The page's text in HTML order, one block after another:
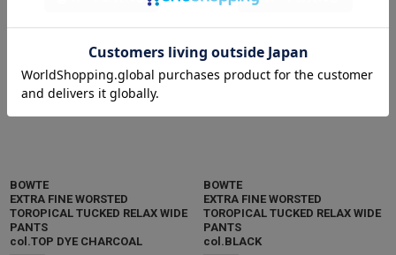
BOWTE
EXTRA FINE WORSTED
TOROPICAL TUCKED RELAX WIDE
PANTS
col.TOP DYE CHARCOAL
BOWTE
EXTRA FINE WORSTED
TOROPICAL TUCKED RELAX WIDE
PANTS
col.BLACK